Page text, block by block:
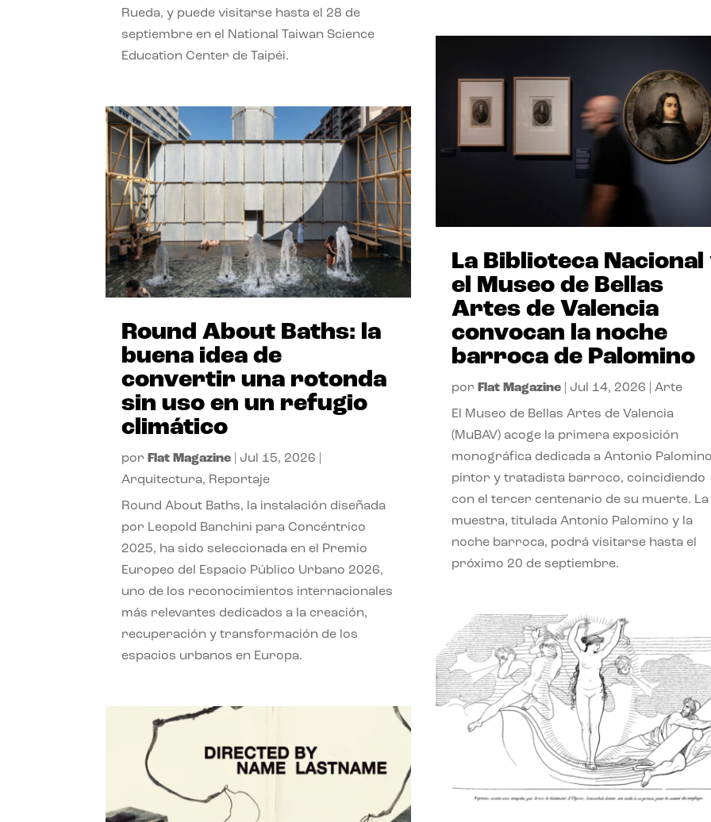
Rueda, y puede visitarse hasta el 28 de
septiembre en el National Taiwan Science
Education Center de Taipéi.
Round About Baths: la
buena idea de
convertir una rotonda
sin uso en un refugio
climático
por Flat Magazine Jul 15, 2026
Arquitectura, Reportaje
Round About Baths, la instalación diseñada
por Leopold Banchini para Concéntrico
2025, ha sido seleccionada en el Premio
Europeo del Espacio Público Urbano 2026,
uno de los reconocimientos internacionales
más relevantes dedicados a la creación,
recuperación y transformación de los
espacios urbanos en Europa.
La Biblioteca Nacional
el Museo de Bellas
Artes de Valencia
convocan la noche
barroca de Palomino
por Flat Magazine| Jul 14, 2026 Arte
El Museo de Bellas Artes de Valencia
(MuBAV) acoge la primera exposición
monográfica dedicada a Antonio
pintor y tratadista barroco, coincidiendo
con el tercer centenario de su muerte. La
muestra, titulada Antonio Palomino y la
noche barroca, podrá visitarse hasta el
próximo 20 de septiembre.